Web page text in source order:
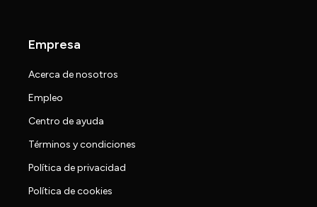
Empresa
Acerca de nosotros
Empleo
Centro de ayuda
Términos y condiciones
Política de privacidad
Política de cookies